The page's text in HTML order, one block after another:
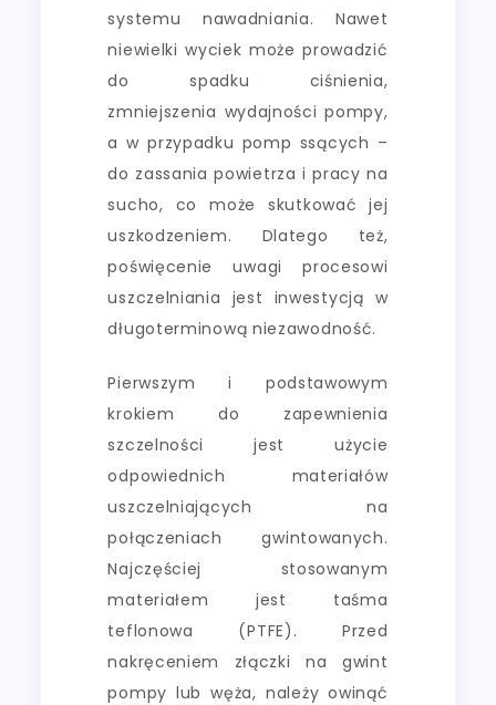
systemu nawadniania. Nawet
niewielki wyciek może prowadzić
do spadku ciśnienia,
zmniejszenia wydajności pompy,
a w przypadku pomp ssących –
do zassania powietrza i pracy na
sucho, co może skutkować jej
uszkodzeniem. Dlatego też,
poświęcenie uwagi procesowi
uszczelniania jest inwestycją w
długoterminową niezawodność.
Pierwszym i podstawowym
krokiem do zapewnienia
szczelności jest użycie
odpowiednich materiałów
uszczelniających na
połączeniach gwintowanych.
Najczęściej stosowanym
materiałem jest taśma
teflonowa (PTFE). Przed
nakręceniem złączki na gwint
pompy lub węża, należy owinąć